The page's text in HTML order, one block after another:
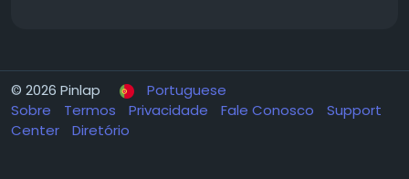
© 2026 Pinlap
Portuguese
Sobre
Termos Privacidade Fale Conosco
Support
Center
Diretório